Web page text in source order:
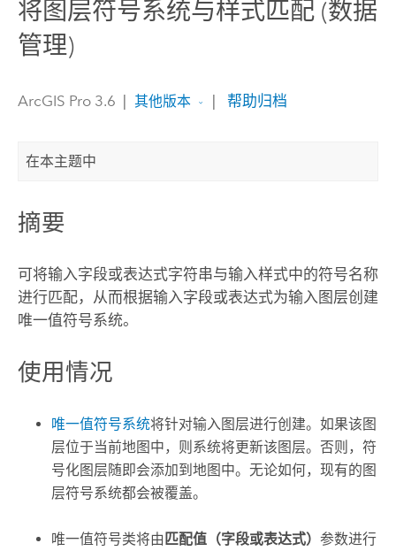
将图层符号系统与样式匹配 (数据
管理)
ArcGIS Pro 3.6 其他版本 帮助归档
在本主题中
摘要
可将输入字段或表达式字符串与输入样式中的符号名称
进行匹配，从而根据输入字段或表达式为输入图层创建
唯一值符号系统。
使用情况
唯一值符号系统将针对输入图层进行创建。如果该图
层位于当前地图中，则系统将更新该图层。否则，符
号化图层随即会添加到地图中。无论如何，现有的图
层符号系统都会被覆盖。
唯一值符号类将由 匹配值（字段或表达式）参数进行